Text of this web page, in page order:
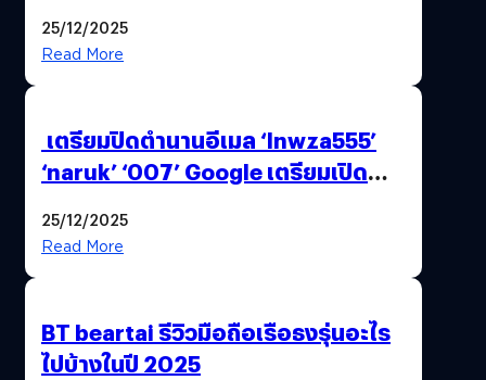
25/12/2025
Read More
เตรียมปิดตำนานอีเมล ‘lnwza555’
‘naruk’ ‘007’ Google เตรียมเปิด
25/12/2025
Read More
BT beartai รีวิวมือถือเรือธงรุ่นอะไร
ไปบ้างในปี 2025